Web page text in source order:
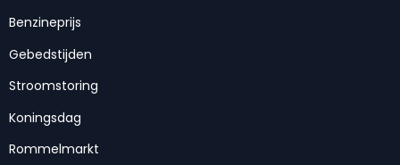
Benzineprijs
Gebedstijden
Stroomstoring
Koningsdag
Rommelmarkt